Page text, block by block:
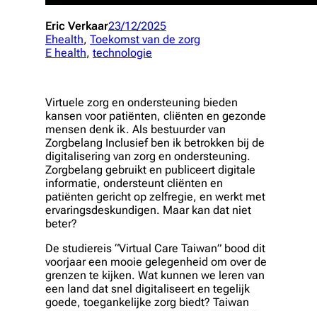
Eric Verkaar23/12/2025
Ehealth, Toekomst van de zorg
E health, technologie
Virtuele zorg en ondersteuning bieden
kansen voor patiënten, cliënten en gezonde
mensen denk ik. Als bestuurder van
Zorgbelang Inclusief ben ik betrokken bij de
digitalisering van zorg en ondersteuning.
Zorgbelang gebruikt en publiceert digitale
informatie, ondersteunt cliënten en
patiënten gericht op zelfregie, en werkt met
ervaringsdeskundigen. Maar kan dat niet
beter?
De studiereis “Virtual Care Taiwan” bood dit
voorjaar een mooie gelegenheid om over de
grenzen te kijken. Wat kunnen we leren van
een land dat snel digitaliseert en tegelijk
goede, toegankelijke zorg biedt? Taiwan